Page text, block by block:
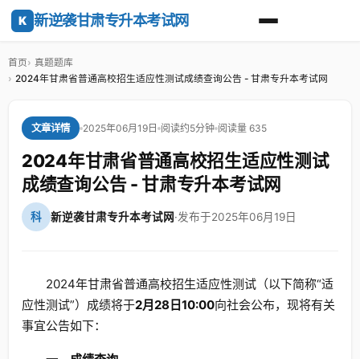
K 新逆袭甘肃专升本考试网
首页
真题题库
2024年甘肃省普通高校招生适应性测试成绩查询公告 - 甘肃专升本考试网
文章详情 2025年06月19日 阅读约5分钟 阅读量 635
2024年甘肃省普通高校招生适应性测试
成绩查询公告 - 甘肃专升本考试网
科 新逆袭甘肃专升本考试网·发布于2025年06月19日
2024年甘肃省普通高校招生适应性测试（以下简称“适
应性测试”）成绩将于2月28日10:00向社会公布，现将有关
事宜公告如下：